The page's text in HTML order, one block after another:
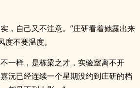
，自己又不注意。”庄研看着她露出来
不要温度。
一样，是栋梁之才，实验室离不开
沅已经连续一个星期没约到庄研的档